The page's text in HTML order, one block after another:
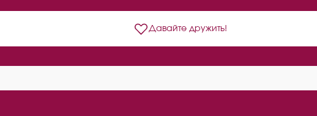
Давайте дружить!